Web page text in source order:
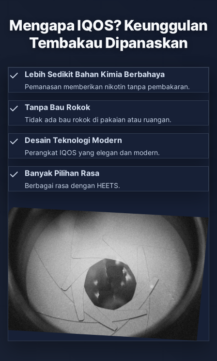
Mengapa IQOS? Keunggulan
Tembakau Dipanaskan
✓ Lebih Sedikit Bahan Kimia Berbahaya
Pemanasan memberikan nikotin tanpa pembakaran.
✓ Tanpa Bau Rokok
Tidak ada bau rokok di pakaian atau ruangan.
✓ Desain Teknologi Modern
Perangkat IQOS yang elegan dan modern.
✓ Banyak Pilihan Rasa
Berbagai rasa dengan HEETS.